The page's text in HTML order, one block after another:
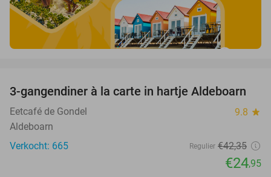
41%
3-gangendiner à la carte in hartje Aldeboarn
Eetcafé de Gondel 9.8 star
Aldeboarn
Verkocht: 665
Regulier €42,35
€24,95